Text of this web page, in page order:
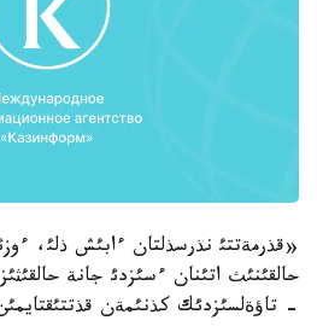
«قذرمةتتئ نذرسذلتان ءابئش ذلئ،
حالقئنئث اتئنان ءسئزدئ جانة
- تاؤةلسئزدئك كذنئمةن